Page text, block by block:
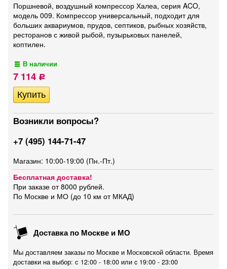
Поршневой, воздушный компрессор Халеа, серия ACO,
модель 009. Компрессор универсальный, подходит для
больших аквариумов, прудов, септиков, рыбных хозяйств,
ресторанов с живой рыбой, пузырьковых панелей,
коптилен.
В наличии
7 114 Р
Возникли вопросы?
+7 (495) 144-71-47
Магазин: 10:00-19:00 (Пн.-Пт.)
Бесплатная доставка!
При заказе от 8000 рублей.
По Москве и МО (до 10 км от МКАД)
Доставка по Москве и МО
Мы доставляем заказы по Москве и Московской области. Время
доставки на выбор: с 12:00 - 18:00 или c 19:00 - 23:00